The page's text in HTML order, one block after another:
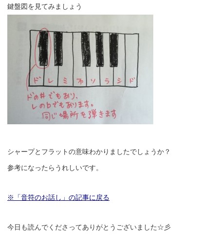
鍵盤図を見てみましょう
シャープとフラットの意味わかりましたでしょうか？
参考になったらうれしいです。
※「音符のお話し」の記事に戻る
今日も読んでくださってありがとうございました☆彡